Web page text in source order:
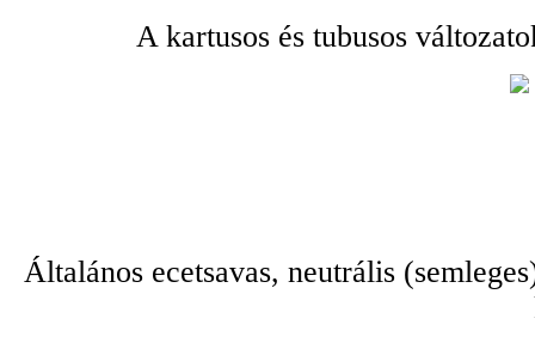
A kartusos és tubusos
Általános ecetsavas, neutrális